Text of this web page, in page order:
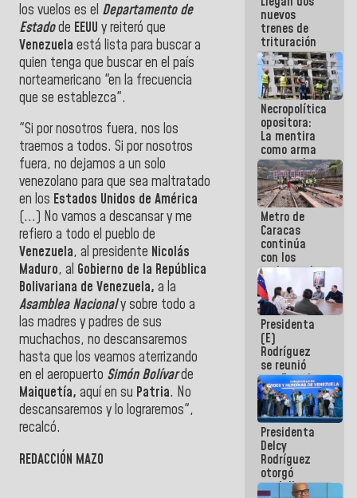
los vuelos es el Departamento de
Estadode EEUU y reiteró que
Venezuela está lista para buscar a
quien tenga que buscar en el país
norteamericano "en la frecuencia
que se establezca".
"Si por nosotros fuera, nos los
traemos a todos. Si por nosotros
fuera, no dejamos a un solo
venezolano para que sea maltratado
en los Estados Unidos de América
(...) No vamos a descansar y me
refiero a todo el pueblo de
Venezuela, al presidente Nicolás
Maduro, al Gobierno de la República
Bolivariana de Venezuela, a la
Asamblea Nacionaly sobre todo a
las madres y padres de sus
muchachos, no descansaremos
hasta que los veamos aterrizando
en el aeropuerto Simón Bolívarde
Maiquetía, aquí en su Patria. No
descansaremos y lo lograremos",
recalcó.
REDACCIÓN MAZO
embarrarla
nuevos
trenes de
trituración
para
optimizar
manejo de
escombros
en La Guaira
Necropolítica
opositora:
La mentira
como arma
contra el
Pueblo
Metro de
Caracas
continúa
con los
trabajos de
mantenimiento
e inspección
en la Línea 2
Presidenta
(E)
Rodríguez
se reunió
con Estado
Mayor
Eléctrico
para
abordar
planes de
acción
Presidenta
Delcy
Rodríguez
otorgó
medalla